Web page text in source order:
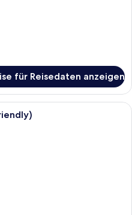
für Reisedaten anzeigen
Ein modernes Schlafzimmer mit